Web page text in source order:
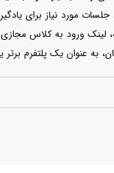
لینک ورود به کلاس
به عنوان یک پلتفرم